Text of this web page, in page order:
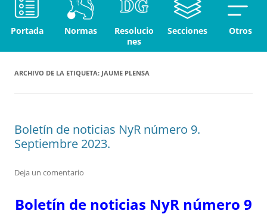
Portada Normas
Resolucio
nes
Secciones Otros
ARCHIVO DE LA ETIQUETA: JAUME PLENSA
Boletín de noticias NyR número 9.
Septiembre 2023.
Deja un comentario
Boletín de noticias NyR número 9